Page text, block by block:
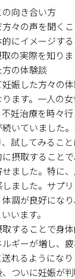
向き合い方
々の声を聞く
にイメージする
の実際を知りま
の体験談
娠した方々の
ます。一人の
妊治療を時々
いていました
試してみること
摂取すること
ました。特に
ました。サプ
調が良好にな
います。
することで身
ギーが増し、
れるようにな
ついに妊娠が